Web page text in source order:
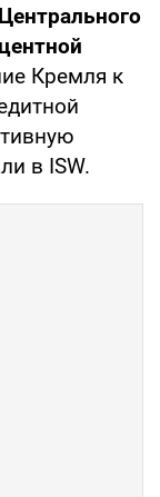
Кремля к
в ISW.